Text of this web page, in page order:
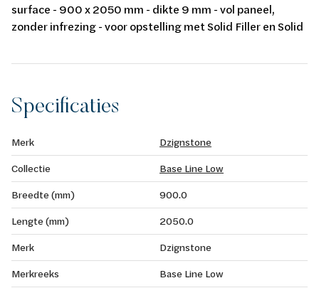
surface - 900 x 2050 mm - dikte 9 mm - vol paneel,
zonder infrezing - voor opstelling met Solid Filler en Solid
Specificaties
Merk
Dzignstone
Collectie
Base Line Low
Breedte (mm)
900.0
Lengte (mm)
2050.0
Merk
Dzignstone
Merkreeks
Base Line Low